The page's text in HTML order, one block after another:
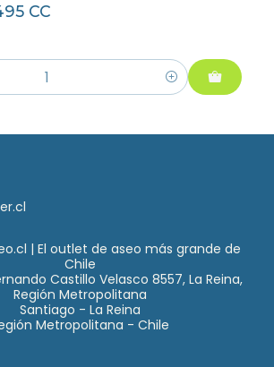
CC
| El outlet de aseo más grande de
Chile
Castillo Velasco 8557, La Reina,
Región Metropolitana
Santiago - La Reina
Metropolitana - Chile